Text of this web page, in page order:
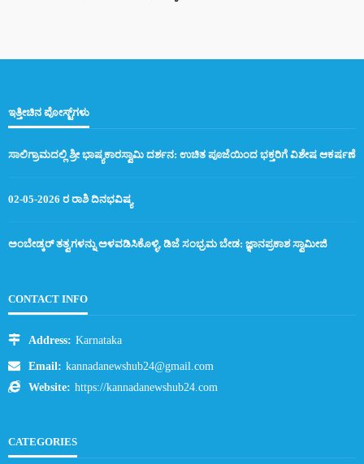
ಇತ್ತೀಚಿನ ಪೋಸ್ಟ್‌ಗಳು
ಸಾಲಿಗ್ರಾಮದಲ್ಲಿ ಶ್ರೀ ಭಾಷ್ಯಕಾರಸ್ವಾಮಿ ದರ್ಶನ: ಉಚಿತ ಪೂಜೆಯಿಂದ ಭಕ್ತರಿಗೆ ವಿಶೇಷ ಆಕರ್ಷಣೆ
02-05-2026 ರ ರಾಶಿ ದಿನಭವಿಷ್ಯ
ಅಂಬೇಡ್ಕರ್ ತತ್ವಗಳನ್ನು ಅಳವಡಿಸಿಕೊಳ್ಳಿ, ಡಿಜೆ ಸಂಭ್ರಮ ಬೇಡ: ಜ್ಞಾನಪ್ರಕಾಶ ಸ್ವಾಮೀಜಿ
CONTACT INFO
Address: Karnataka
Email: kannadanewshub24@gmail.com
Website: https://kannadanewshub24.com
CATEGORIES